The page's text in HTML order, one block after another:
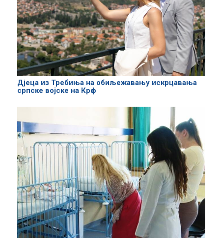
Дјеца из Требиња на обиљежавању искрцавања
српске војске на Крф